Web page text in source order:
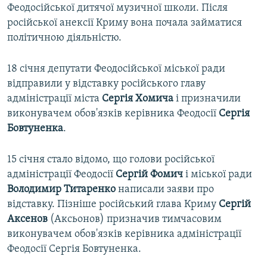
Феодосійської дитячої музичної школи. Після
російської анексії Криму вона почала займатися
політичною діяльністю.
18 січня депутати Феодосійської міської ради
відправили у відставку російського главу
адміністрації міста Сергія Хомича і призначили
виконувачем обов'язків керівника Феодосії Сергія
Бовтуненка.
15 січня стало відомо, що голови російської
адміністрації Феодосії Сергій Фомич і міської ради
Володимир Титаренко написали заяви про
відставку. Пізніше російський глава Криму Сергій
Аксенов (Аксьонов) призначив тимчасовим
виконувачем обов'язків керівника адміністрації
Феодосії Сергія Бовтуненка.